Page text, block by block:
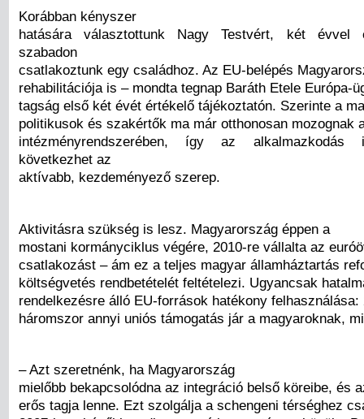
Korábban kényszer
hatására választottunk Nagy Testvért, két évvel
szabadon
csatlakoztunk egy családhoz. Az EU-belépés
rehabilitációja is – mondta tegnap Baráth Etele Európa-
tagság első két évét értékelő tájékoztatón. Szerinte a
politikusok és szakértők ma már otthonosan mozognak
intézményrendszerében, így az alkalmazkodás
következhet az
aktívabb, kezdeményező szerep.
Aktivitásra szükség is lesz. Magyarország éppen a
mostani kormányciklus végére, 2010-re vállalta az
csatlakozást – ám ez a teljes magyar államháztartás
költségvetés rendbetételét feltételezi. Ugyancsak
rendelkezésre álló EU-források hatékony felhasználása:
háromszor annyi uniós támogatás jár a magyaroknak,
– Azt szeretnénk, ha Magyarország
mielőbb bekapcsolódna az integráció belső köreibe, és
erős tagja lenne. Ezt szolgálja a schengeni térséghez